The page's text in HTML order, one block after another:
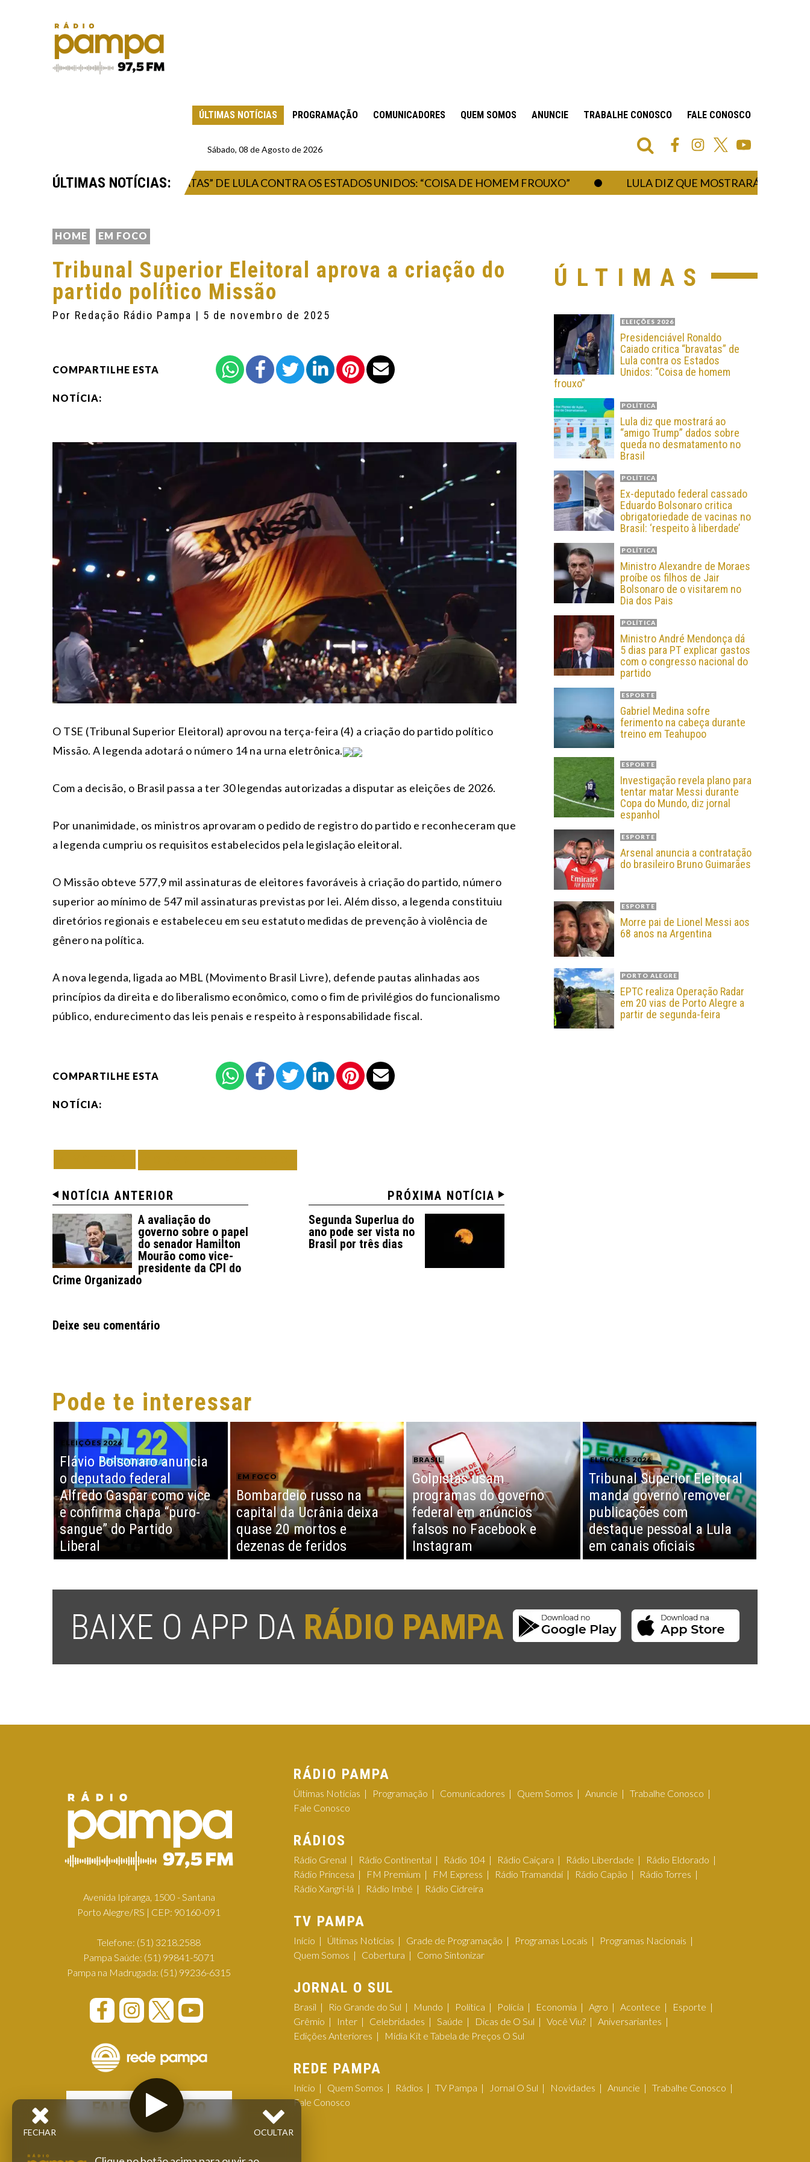
ÚLTIMAS NOTÍCIAS PROGRAMAÇÃO COMUNICADORES QUEM SOMOS ANUNCIE TRABALHE CONOSCO FALE CONOSCO
Sábado, 08 de Agosto de 2026
ÚLTIMAS NOTÍCIAS:
CAIADO CRITICA “BRAVATAS” DE LULA CONTRA OS ESTADOS UNIDOS: “COISA DE HOMEM FROUXO” LULA DIZ QUE MOSTRARÁ AO “AMIGO
HOME EM FOCO
Tribunal Superior Eleitoral aprova a criação do
partido político Missão
Por Redação Rádio Pampa | 5 de novembro de 2025
COMPARTILHE ESTA
NOTÍCIA:
O TSE (Tribunal Superior Eleitoral) aprovou na terça-feira (4) a criação do partido político
Missão. A legenda adotará o número 14 na urna eletrônica.
Com a decisão, o Brasil passa a ter 30 legendas autorizadas a disputar as eleições de 2026.
Por unanimidade, os ministros aprovaram o pedido de registro do partido e reconheceram que
a legenda cumpriu os requisitos estabelecidos pela legislação eleitoral.
O Missão obteve 577,9 mil assinaturas de eleitores favoráveis à criação do partido, número
superior ao mínimo de 547 mil assinaturas previstas por lei. Além disso, a legenda constituiu
diretórios regionais e estabeleceu em seu estatuto medidas de prevenção à violência de
gênero na política.
A nova legenda, ligada ao MBL (Movimento Brasil Livre), defende pautas alinhadas aos
princípios da direita e do liberalismo econômico, como o fim de privilégios do funcionalismo
público, endurecimento das leis penais e respeito à responsabilidade fiscal.
COMPARTILHE ESTA
NOTÍCIA:
NOTÍCIA ANTERIOR
A avaliação do
governo sobre o papel
do senador Hamilton
Mourão como vice-
presidente da CPI do
Crime Organizado
PRÓXIMA NOTÍCIA
Segunda Superlua do
ano pode ser vista no
Brasil por três dias
Deixe seu comentário
ÚLTIMAS
ELEIÇÕES 2026
Presidenciável Ronaldo
Caiado critica “bravatas” de
Lula contra os Estados
Unidos: “Coisa de homem
frouxo”
POLÍTICA
Lula diz que mostrará ao
“amigo Trump” dados sobre
queda no desmatamento no
Brasil
POLÍTICA
Ex-deputado federal cassado
Eduardo Bolsonaro critica
obrigatoriedade de vacinas no
Brasil: ‘respeito à liberdade’
POLÍTICA
Ministro Alexandre de Moraes
proíbe os filhos de Jair
Bolsonaro de o visitarem no
Dia dos Pais
POLÍTICA
Ministro André Mendonça dá
5 dias para PT explicar gastos
com o congresso nacional do
partido
ESPORTE
Gabriel Medina sofre
ferimento na cabeça durante
treino em Teahupoo
ESPORTE
Investigação revela plano para
tentar matar Messi durante
Copa do Mundo, diz jornal
espanhol
ESPORTE
Arsenal anuncia a contratação
do brasileiro Bruno Guimarães
ESPORTE
Morre pai de Lionel Messi aos
68 anos na Argentina
PORTO ALEGRE
EPTC realiza Operação Radar
em 20 vias de Porto Alegre a
partir de segunda-feira
Pode te interessar
ELEIÇÕES 2026
Flávio Bolsonaro anuncia
o deputado federal
Alfredo Gaspar como vice
e confirma chapa “puro-
sangue” do Partido
Liberal
EM FOCO
Bombardeio russo na
capital da Ucrânia deixa
quase 20 mortos e
dezenas de feridos
BRASIL
Golpistas usam
programas do governo
federal em anúncios
falsos no Facebook e
Instagram
ELEIÇÕES 2026
Tribunal Superior Eleitoral
manda governo remover
publicações com
destaque pessoal a Lula
em canais oficiais
BAIXE O APP DA RÁDIO PAMPA
Avenida Ipiranga, 1500 - Santana
Porto Alegre/RS | CEP: 90160-091
Telefone: (51) 3218.2588
Pampa Saúde: (51) 99841-5071
Pampa na Madrugada: (51) 99236-6315
FALE CONOSCO
RÁDIO PAMPA
Últimas Notícias Programação Comunicadores Quem Somos Anuncie
Trabalhe Conosco
Fale Conosco
RÁDIOS
Rádio Grenal Rádio Continental Rádio 104 Rádio Caiçara Rádio Liberdade
Rádio Eldorado
Rádio Princesa
FM Premium FM Express Rádio Tramandaí Rádio Capão
Rádio Torres
Rádio Xangri-lá
Rádio Imbé Rádio Cidreira
TV PAMPA
Início Últimas Notícias Grade de Programação Programas Locais
Programas Nacionais
Quem Somos
Cobertura Como Sintonizar
JORNAL O SUL
Brasil Rio Grande do Sul Mundo Política Polícia Economia Agro Acontece
Esporte
Grêmio
Inter Celebridades Saúde Dicas de O Sul Você Viu?
Aniversariantes
Edições Anteriores
Mídia Kit e Tabela de Preços O Sul
REDE PAMPA
Início Quem Somos Rádios TV Pampa Jornal O Sul Novidades Anuncie
Trabalhe Conosco
Fale Conosco
OCULTAR
FECHAR